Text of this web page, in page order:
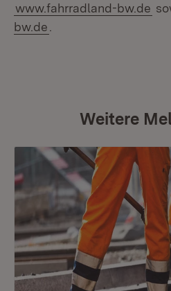
www.fahrradland-bw.de
bw.de
Weitere